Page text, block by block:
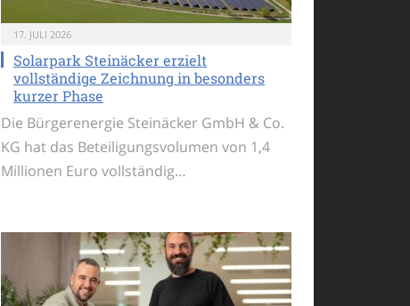
17. JULI 2026
Solarpark Steinäcker erzielt
vollständige Zeichnung in besonders
kurzer Phase
Die Bürgerenergie Steinäcker GmbH & Co.
KG hat das Beteiligungsvolumen von 1,4
Millionen Euro vollständig…